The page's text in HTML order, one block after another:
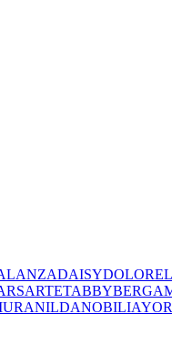
DAISYDOLORE
ARTETABBY
NILDANOBILIA